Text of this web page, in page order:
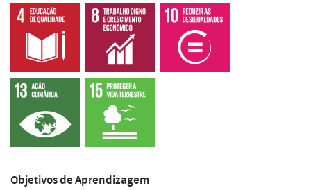
Objetivos de Aprendizagem